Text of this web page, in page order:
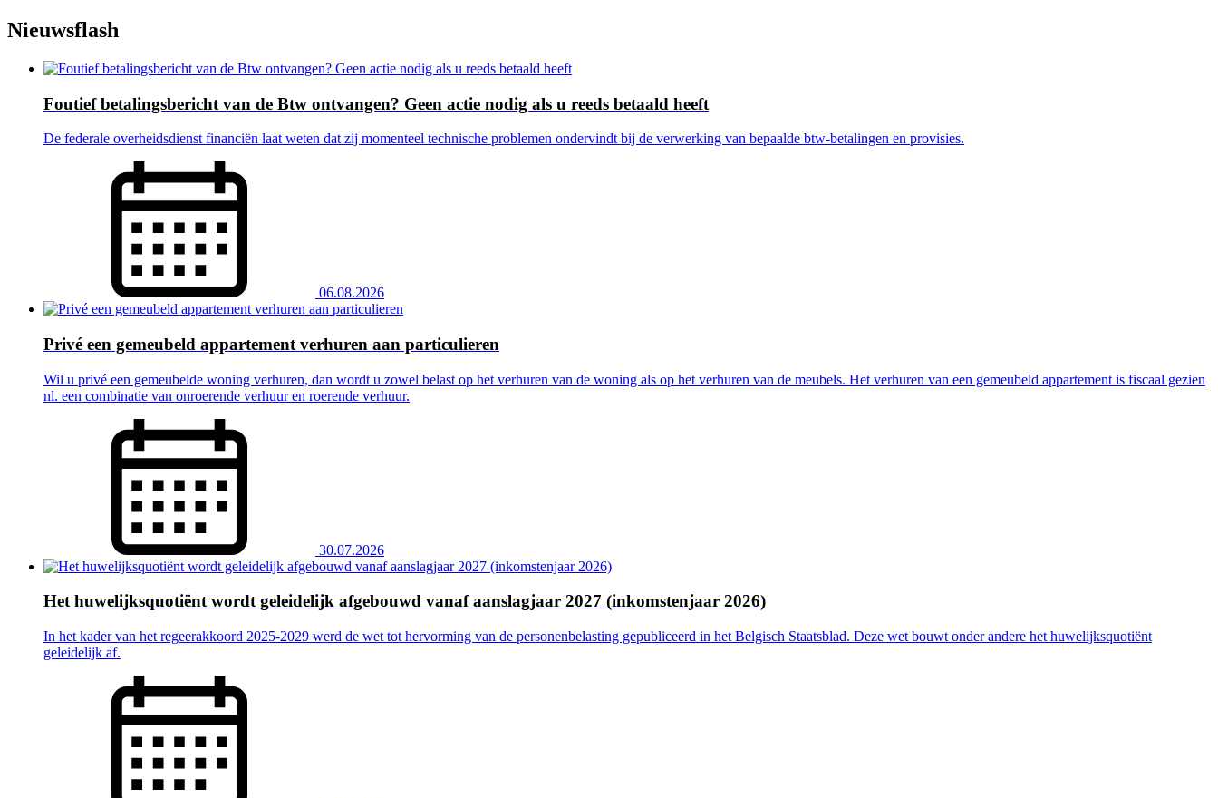
Nieuwsflash
Foutief betalingsbericht van de Btw ontvangen? Geen actie nodig als u reeds betaald heeft
De federale overheidsdienst financiën laat weten dat zij momenteel technische problemen ondervindt bij de verwerking van bepaalde btw-betalingen en provisies.
06.08.2026
Privé een gemeubeld appartement verhuren aan particulieren
Wil u privé een gemeubelde woning verhuren, dan wordt u zowel belast op het verhuren van de woning als op het verhuren van de meubels. Het verhuren van een gemeubeld appartement is fiscaal gezien
nl. een combinatie van onroerende verhuur en roerende verhuur.
30.07.2026
Het huwelijksquotiënt wordt geleidelijk afgebouwd vanaf aanslagjaar 2027 (inkomstenjaar 2026)
In het kader van het regeerakkoord 2025-2029 werd de wet tot hervorming van de personenbelasting gepubliceerd in het Belgisch Staatsblad. Deze wet bouwt onder andere het huwelijksquotiënt
geleidelijk af.